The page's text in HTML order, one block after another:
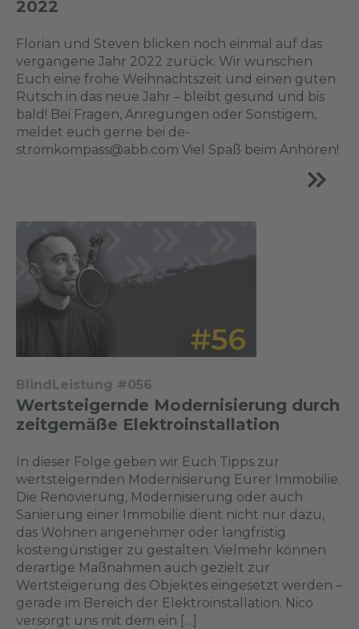
2022
Florian und Steven blicken noch einmal auf das
vergangene Jahr 2022 zurück. Wir wünschen
Euch eine frohe Weihnachtszeit und einen guten
Rutsch in das neue Jahr – bleibt gesund und bis
bald! Bei Fragen, Anregungen oder Sonstigem,
meldet euch gerne bei de-
stromkompass@abb.com Viel Spaß beim Anhören!
BlindLeistung #056
Wertsteigernde Modernisierung durch
zeitgemäße Elektroinstallation
In dieser Folge geben wir Euch Tipps zur
wertsteigernden Modernisierung Eurer Immobilie.
Die Renovierung, Modernisierung oder auch
Sanierung einer Immobilie dient nicht nur dazu,
das Wohnen angenehmer oder langfristig
kostengünstiger zu gestalten. Vielmehr können
derartige Maßnahmen auch gezielt zur
Wertsteigerung des Objektes eingesetzt werden –
gerade im Bereich der Elektroinstallation. Nico
versorgt uns mit dem ein […]